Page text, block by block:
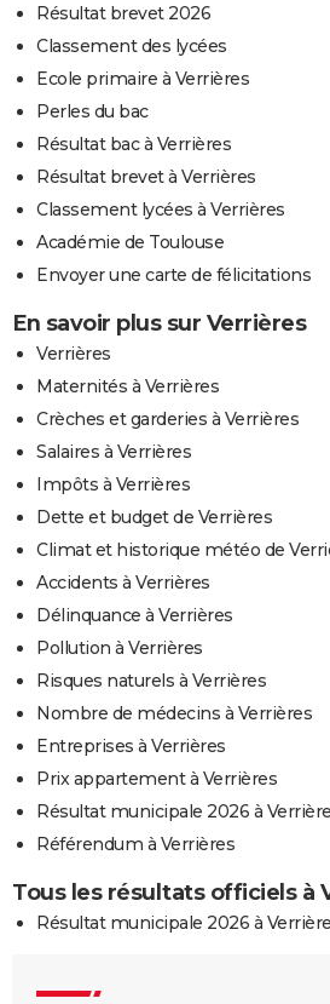
Résultat brevet 2026
Classement des lycées
Ecole primaire à Verrières
Perles du bac
Résultat bac à Verrières
Résultat brevet à Verrières
Classement lycées à Verrières
Académie de Toulouse
Envoyer une carte de félicitations
En savoir plus sur Verrières
Verrières
Maternités à Verrières
Crèches et garderies à Verrières
Salaires à Verrières
Impôts à Verrières
Dette et budget de Verrières
Climat et historique météo de
Accidents à Verrières
Délinquance à Verrières
Pollution à Verrières
Risques naturels à Verrières
Nombre de médecins à Verrières
Entreprises à Verrières
Prix appartement à Verrières
Résultat municipale 2026 à
Référendum à Verrières
Tous les résultats officiels à
Résultat municipale 2026 à